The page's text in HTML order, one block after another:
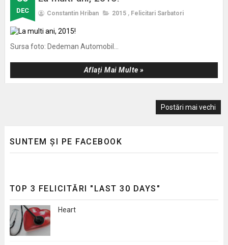
DEC Constantin Hriban 2015 , Felicitari Sarbatori
Sursa foto: Dedeman Automobil...
Aflați Mai Multe »
Postări mai vechi
SUNTEM ȘI PE FACEBOOK
TOP 3 FELICITĂRI "LAST 30 DAYS"
Heart